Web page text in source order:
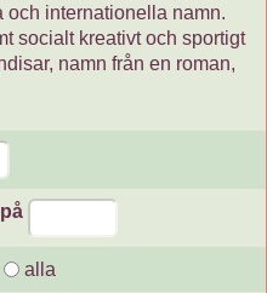
och internationella namn.
socialt kreativt och sportigt
namn från en roman,
alla